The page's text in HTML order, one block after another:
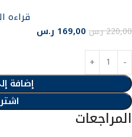
قراءه
220,00 ر.س 169,00 ر.س
إضافة
المراجعات